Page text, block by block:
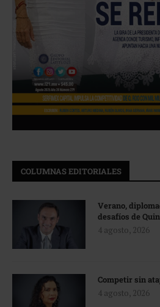
COLUMNAS EDITORIALES
Verano,
desafíos de
4 agosto, 2026
Competir sin
4 agosto, 2026